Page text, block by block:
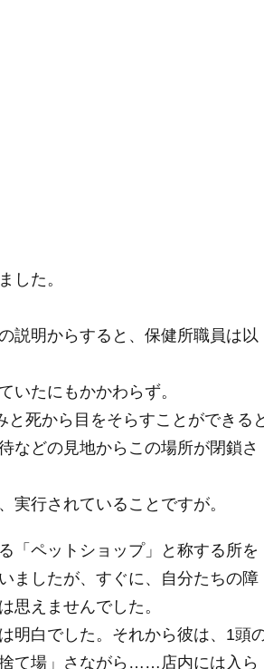
した。
説明からすると、保健所職員は以
いたにもかかわらず。
と死から目をそらすことができる
などの見地からこの場所が閉鎖さ
実行されていることですが。
「ペットショップ」と称する所を
ましたが、すぐに、自分たちの障
思えませんでした。
明白でした。それから彼は、1頭
て場」さながら……店内には入ら